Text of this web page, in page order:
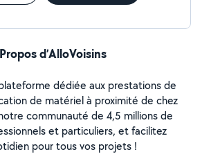
d’AlloVoisins
dédiée aux prestations de
de matériel à proximité de chez
communauté de 4,5 millions de
et particuliers, et facilitez
pour tous vos projets !